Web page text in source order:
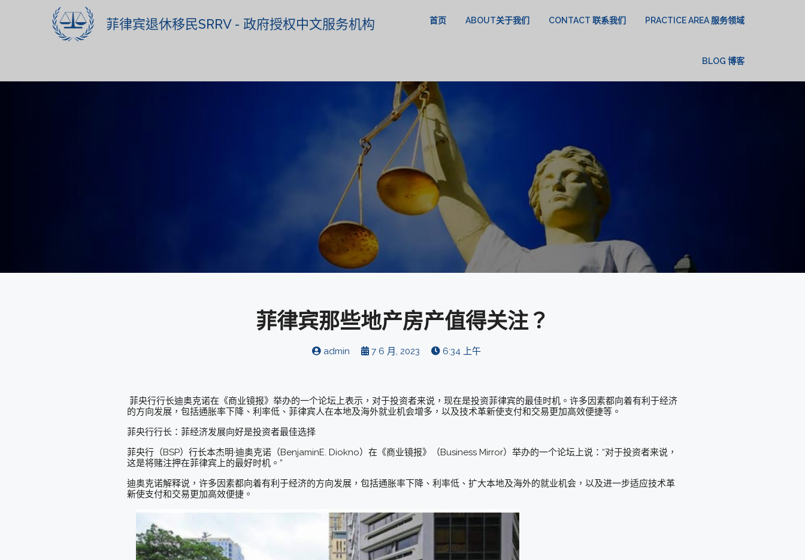
菲律宾退休移民SRRV - 政府授权中文服务机构 首页 ABOUT关于我们 CONTACT 联系我们 PRACTICE AREA 服务领域
BLOG 博客
菲律宾那些地产房产值得关注？
admin 7 6 月, 2023 6:34 上午
菲央行行长迪奥克诺在《商业镜报》举办的一个论坛上表示，对于投资者来说，现在是投资菲律宾的最佳时机。许多因素都向着有利于经济
的方向发展，包括通胀率下降、利率低、菲律宾人在本地及海外就业机会增多，以及技术革新使支付和交易更加高效便捷等。
菲央行行长：菲经济发展向好是投资者最佳选择
菲央行（BSP）行长本杰明·迪奥克诺（BenjaminE. Diokno）在《商业镜报》（Business Mirror）举办的一个论坛上说：“对于投资者来说，
这是将赌注押在菲律宾上的最好时机。”
迪奥克诺解释说，许多因素都向着有利于经济的方向发展，包括通胀率下降、利率低、扩大本地及海外的就业机会，以及进一步适应技术革
新使支付和交易更加高效便捷。